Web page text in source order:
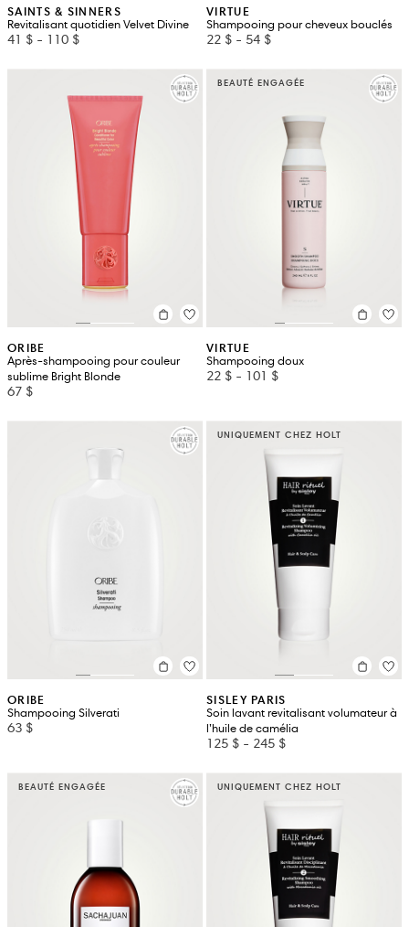
SAINTS & SINNERS
Revitalisant quotidien Velvet Divine
41 $ - 110 $
VIRTUE
Shampooing pour cheveux bouclés
22 $ - 54 $
ORIBE
Après-shampooing pour couleur
sublime Bright Blonde
67 $
BEAUTÉ ENGAGÉE
VIRTUE
Shampooing doux
22 $ - 101 $
ORIBE
Shampooing Silverati
63 $
UNIQUEMENT CHEZ HOLT
SISLEY PARIS
Soin lavant revitalisant volumateur à
l’huile de camélia
125 $ - 245 $
BEAUTÉ ENGAGÉE UNIQUEMENT CHEZ HOLT